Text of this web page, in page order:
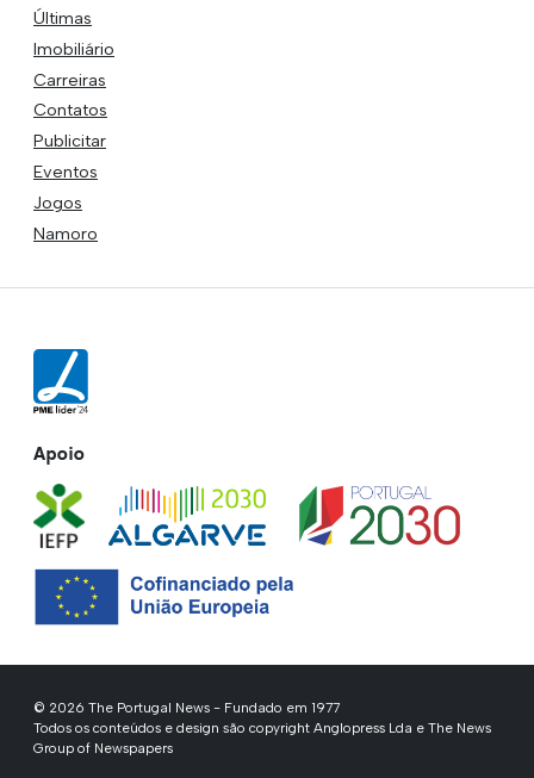
Últimas
Imobiliário
Carreiras
Contatos
Publicitar
Eventos
Jogos
Namoro
Apoio
© 2026 The Portugal News - Fundado em 1977
Todos os conteúdos e design são copyright Anglopress Lda e The News
Group of Newspapers